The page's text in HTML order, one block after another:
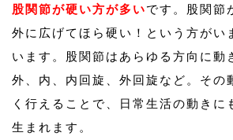
股関節が硬い方が多いです。股関節
外に広げてほら硬い！という方がい
います。股関節はあらゆる方向に動
外、内、内回旋、外回旋など。その
く行えることで、日常生活の動きに
生まれます。